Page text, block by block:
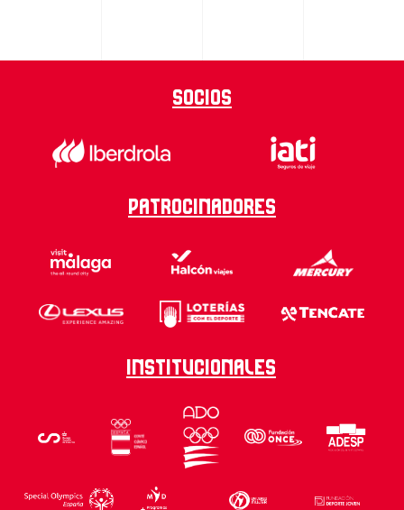
Socios
Patrocinadores
Institucionales